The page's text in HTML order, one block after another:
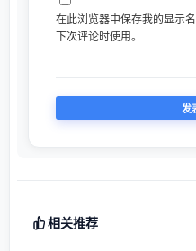
在此浏览器中保存我的显示
下次评论时使用。
相关推荐